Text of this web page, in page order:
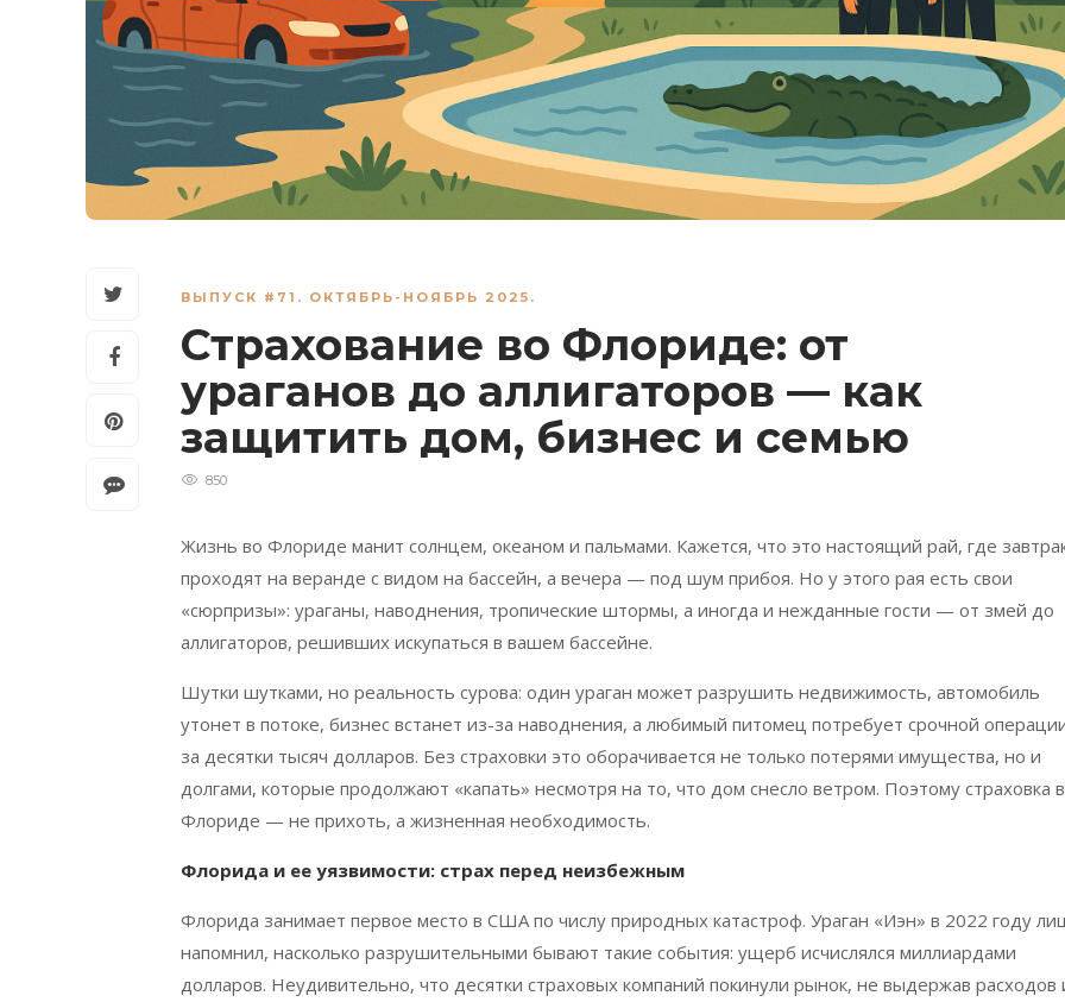
ВЫПУСК #71. ОКТЯБРЬ-НОЯБРЬ 2025.
Страхование во Флориде: от
ураганов до аллигаторов — как
защитить дом, бизнес и семью
850
Жизнь во Флориде манит солнцем, океаном и пальмами. Кажется, что это настоящий рай, где
проходят на веранде с видом на бассейн, а вечера — под шум прибоя. Но у этого рая есть свои
«сюрпризы»: ураганы, наводнения, тропические штормы, а иногда и нежданные гости — от змей до
аллигаторов, решивших искупаться в вашем бассейне.
Шутки шутками, но реальность сурова: один ураган может разрушить недвижимость, автомобиль
утонет в потоке, бизнес встанет из-за наводнения, а любимый питомец потребует срочной
за десятки тысяч долларов. Без страховки это оборачивается не только потерями имущества, но и
долгами, которые продолжают «капать» несмотря на то, что дом снесло ветром. Поэтому страховка
Флориде — не прихоть, а жизненная необходимость.
Флорида и ее уязвимости: страх перед неизбежным
Флорида занимает первое место в США по числу природных катастроф. Ураган «Иэн» в 2022 году
напомнил, насколько разрушительными бывают такие события: ущерб исчислялся миллиардами
долларов. Неудивительно, что десятки страховых компаний покинули рынок, не выдержав расходов